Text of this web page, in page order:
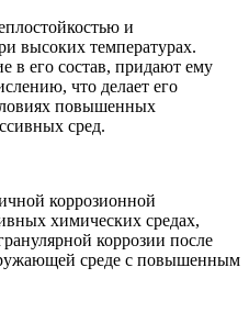
и
высоких температурах.
в его состав, придают ему
что делает его
повышенных
сред.
коррозионной
химических средах,
коррозии после
среде с повышенным